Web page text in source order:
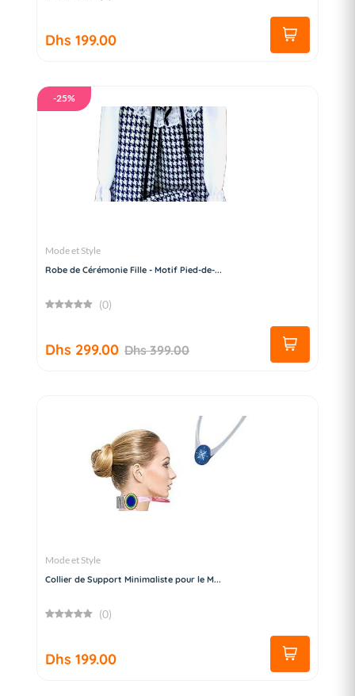
Dhs 199.00
-25%
Mode et Style
Robe de Cérémonie Fille - Motif Pied-de-...
(0)
Dhs 299.00 Dhs 399.00
Mode et Style
Collier de Support Minimaliste pour le M...
(0)
Dhs 199.00